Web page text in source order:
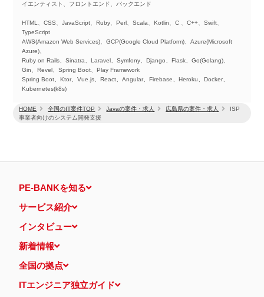
HOME 全国のIT案件TOP Javaの案件・求人 広島県の案件・求人
ISP
事業者向けのシステム開発支援
イエンティスト、フロントエンド、バックエンド
HTML、CSS、JavaScript、Ruby、Perl、Scala、Kotlin、C 、C++、Swift、
TypeScript
AWS(Amazon Web Services)、GCP(Google Cloud Platform)、Azure(Microsoft
Azure)、
Ruby on Rails、Sinatra、Laravel、Symfony、Django、Flask、Go(Golang)、
Gin、Revel、Spring Boot、Play Framework
Spring Boot、Ktor、Vue.js、React、Angular、Firebase、Heroku、Docker、
Kubernetes(k8s)
PE-BANKを知る
サービス紹介
インタビュー
新着情報
全国の拠点
ITエンジニア独立ガイド